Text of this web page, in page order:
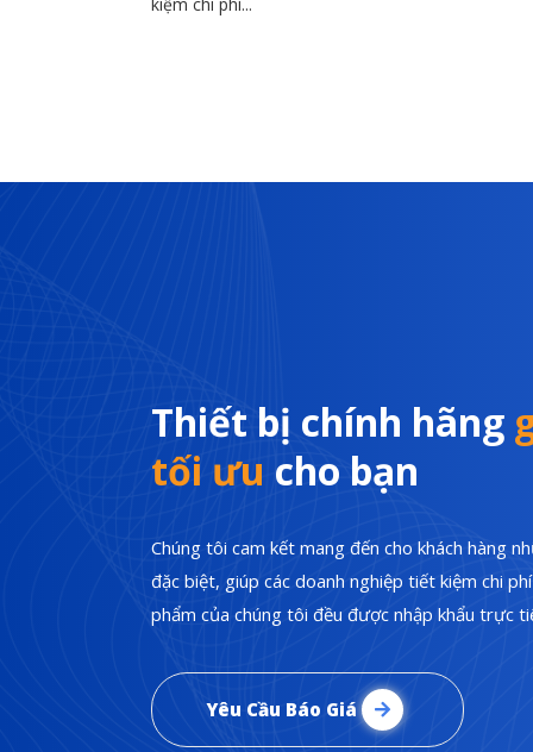
Thiết bị chính hãng
tối ưu cho bạn
Chúng tôi cam kết mang đến cho khách hàng
đặc biệt, giúp các doanh nghiệp tiết kiệm chi
phẩm của chúng tôi đều được nhập khẩu trực
Yêu Cầu Báo Giá